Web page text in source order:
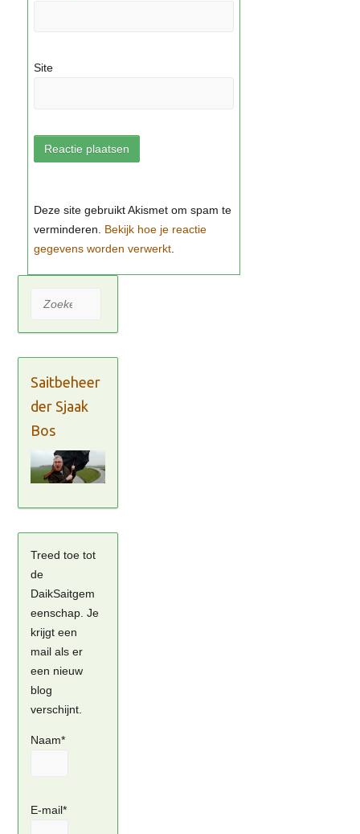
Site
Bekijk hoe je reactie
gegevens worden verwerkt
Zoeken
Saitbeheer
der Sjaak
Bos
Treed toe tot
de
DaikSaitgem
eenschap. Je
krijgt een
mail als er
een nieuw
blog
verschijnt.
Naam*
E-mail*